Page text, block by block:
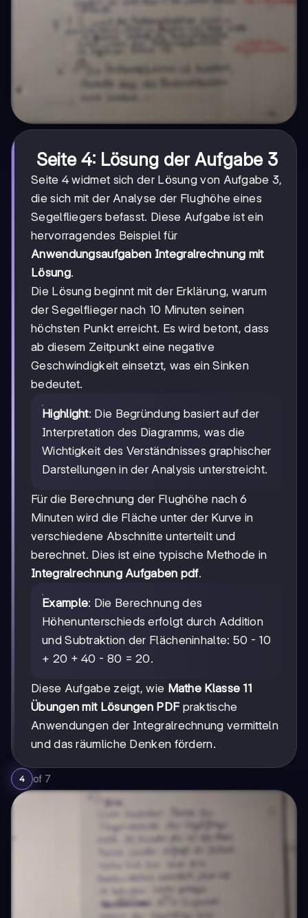
Seite 4: Lösung der Aufgabe 3
Seite 4 widmet sich der Lösung von Aufgabe 3,
die sich mit der Analyse der Flughöhe eines
Segelfliegers befasst. Diese Aufgabe ist ein
hervorragendes Beispiel für
Anwendungsaufgaben Integralrechnung mit
Lösung.
Die Lösung beginnt mit der Erklärung, warum
der Segelflieger nach 10 Minuten seinen
höchsten Punkt erreicht. Es wird betont, dass
ab diesem Zeitpunkt eine negative
Geschwindigkeit einsetzt, was ein Sinken
bedeutet.
Highlight: Die Begründung basiert auf der
Interpretation des Diagramms, was die
Wichtigkeit des Verständnisses graphischer
Darstellungen in der Analysis unterstreicht.
Für die Berechnung der Flughöhe nach 6
Minuten wird die Fläche unter der Kurve in
verschiedene Abschnitte unterteilt und
berechnet. Dies ist eine typische Methode in
Integralrechnung Aufgaben pdf.
Example: Die Berechnung des
Höhenunterschieds erfolgt durch Addition
und Subtraktion der Flächeninhalte: 50 - 10
+ 20 + 40 - 80 = 20.
Diese Aufgabe zeigt, wie Mathe Klasse 11
Übungen mit Lösungen PDF praktische
Anwendungen der Integralrechnung vermitteln
und das räumliche Denken fördern.
4 of 7